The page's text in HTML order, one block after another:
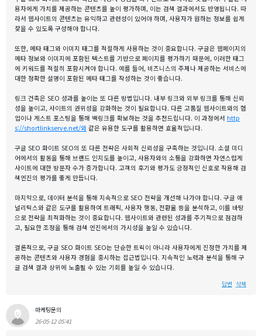
용자에게 가치를 제공하는 콘텐츠를 높이 평가하며, 이는 검색 결과에서도 반영됩니다. 따
라서 웹사이트의 콘텐츠는 유익하고 관련성이 있어야 하며, 사용자가 원하는 정보를 쉽게
찾을 수 있도록 구성해야 합니다.
또한, 메타 태그와 이미지 태그를 적절하게 사용하는 것이 중요합니다. 구글은 웹페이지의
메타 정보와 이미지에 포함된 텍스트를 기반으로 페이지를 평가하기 때문에, 이러한 태그
에 키워드를 적절히 포함시켜야 합니다. 예를 들어, 비즈니스의 주제나 제공하는 서비스에
대한 정확한 설명이 포함된 메타 태그를 작성하는 것이 좋습니다.
링크 건축은 SEO 성과를 높이는 또 다른 방법입니다. 내부 링크와 외부 링크를 통해 신뢰
성을 높이고, 사이트의 권위성을 강화하는 것이 필요합니다. 다른 고품질 웹사이트와의 협
업이나 게스트 포스팅을 통해 백링크를 확보하는 것을 추천드립니다. 이 과정에서 http
s://shortlinkserve.net/와 같은 유용한 도구를 활용하면 효율적입니다.
구글 SEO 화이트 SEO의 또 다른 전략은 사회적 신뢰성을 구축하는 것입니다. 소셜 미디
어에서의 활동을 통해 브랜드 인지도를 높이고, 사용자와의 소통을 강화하면 자연스럽게
사이트에 대한 방문자 수가 증가합니다. 고객의 후기와 평가도 긍정적인 신호로 작용해 검
색엔진의 평가를 좋게 만듭니다.
마지막으로, 데이터 분석을 통해 지속적으로 SEO 전략을 개선해 나가야 합니다. 구글 애
널리틱스와 같은 도구를 활용하여 트래픽, 사용자 행동, 전환율 등을 분석하고, 이를 바탕
으로 전략을 최적화하는 것이 중요합니다. 웹사이트와 관련된 성과를 주기적으로 점검하
고, 필요한 조정을 통해 검색 엔진에서의 가시성을 높일 수 있습니다.
결론적으로, 구글 SEO 화이트 SEO는 단순한 트릭이 아니라 사용자에게 진정한 가치를 제
공하는 콘텐츠와 사용자 경험을 중시하는 접근법입니다. 지속적인 노력과 분석을 통해 구
글 검색 결과 상위에 노출될 수 있는 기회를 높일 수 있습니다.
답변 삭제
마케팅문의
26-05-12 05:41